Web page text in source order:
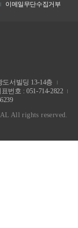
이메일무단수집거부
서빌딩 13-14층
번호 : 051-714-2822
All rights reserved.